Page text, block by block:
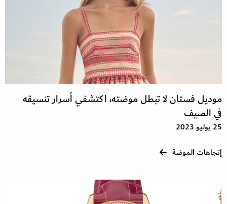
موديل فستان لا تبطل موضته، اكتشفي أسرار تنسيقه
في الصيف
25 يوليو 2023
إتجاهات الموضة